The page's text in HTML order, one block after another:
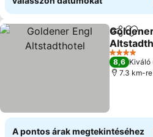
Megosztás
4 Kategória
8,6 Kiváló
7.3 km-
A pontos árak megtekintéséhez